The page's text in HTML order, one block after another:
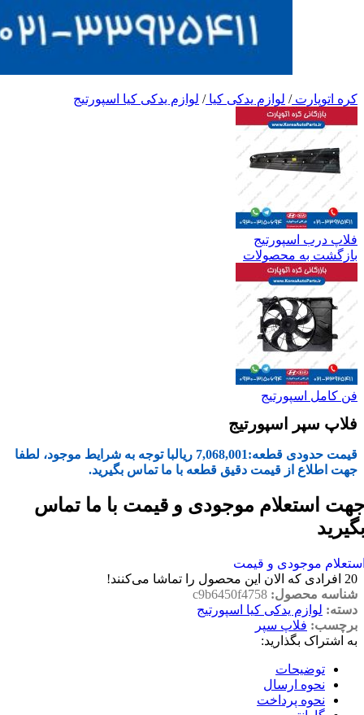
کره اتوپارت/ لوازم یدکی کیا/ لوازم یدکی کیا اسپورتیج
فلاپ درب اسپورتیج
بازگشت به محصولات
فن کامل اسپورتیج
فلاپ سپر اسپورتیج
قیمت حدودی قطعه:7,068,001 ریالبا توجه به شرایط موجود، لطفا
جهت اطلاع از قیمت دقیق قطعه با ما تماس بگیرید.
استعلام موجودی و قیمت با ما تماس
موجودی و قیمت
20 افرادی که الان این محصول را تماشا می‌کنند!
شناسه محصول: c9b6450f4758
دسته: لوازم یدکی کیا اسپورتیج
برچسب: فلاپ سپر
به اشتراک بگذارید:
توضیحات
نحوه ارسال
نحوه پرداخت